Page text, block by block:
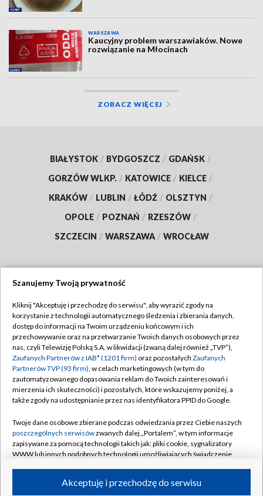
WARSZAWA
Kaucyjny problem warszawiaków. Nowe
rozwiązanie na Młocinach
ZOBACZ WIĘCEJ
BIAŁYSTOK / BYDGOSZCZ / GDAŃSK /
GORZÓW WLKP. / KATOWICE / KIELCE /
KRAKÓW / LUBLIN / ŁÓDŹ / OLSZTYN /
OPOLE / POZNAŃ / RZESZÓW /
SZCZECIN / WARSZAWA / WROCŁAW
TVP
Abonament TVP
Emisja w TVP
Centrum informacji TVP
Naziemna Telewizja Cyfrowa
Rada Programowa
System NOS
Informacje o nadawcy
Program dla prasy
Regulamin TVP
Polityka prywatności
Moje zgody
Pomoc
Kontakt
Kanały
Szanujemy Twoją prywatność
Kliknij "Akceptuję i przechodzę do serwisu", aby wyrazić zgody na
korzystanie z technologii automatycznego śledzenia i zbierania danych,
dostęp do informacji na Twoim urządzeniu końcowym i ich
przechowywanie oraz na przetwarzanie Twoich danych osobowych przez
nas, czyli Telewizję Polską S.A. w likwidacji (zwaną dalej również „TVP”),
Zaufanych Partnerów z IAB* (1201 firm) oraz pozostałych Zaufanych
Partnerów TVP (93 firm), w celach marketingowych (w tym do
zautomatyzowanego dopasowania reklam do Twoich zainteresowań i
mierzenia ich skuteczności) i pozostałych, które wskazujemy poniżej, a
także zgody na udostępnianie przez nas identyfikatora PPID do Google.
Twoje dane osobowe zbierane podczas odwiedzania przez Ciebie naszych
poszczególnych serwisówzwanych dalej „Portalem”, w tym informacje
zapisywane za pomocą technologii takich jak: pliki cookie, sygnalizatory
WWW lub innych podobnych technologii umożliwiających świadczenie
ruchu w Internecie.Akceptuję i przechodzę do serwisu